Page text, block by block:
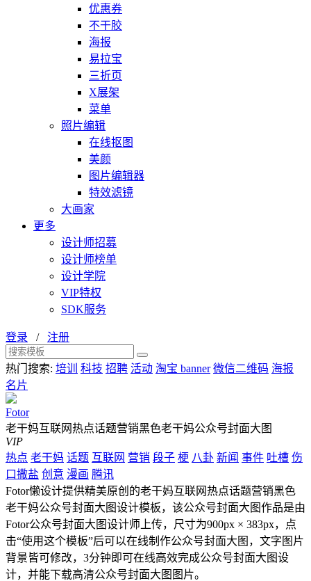
优惠券
不干胶
海报
易拉宝
三折页
X展架
菜单
照片编辑
在线抠图
美颜
图片编辑器
特效滤镜
大画家
更多
设计师招募
设计师榜单
设计学院
VIP特权
SDK服务
登录 / 注册
热门搜索: 培训 科技 招聘 活动 淘宝 banner 微信二维码 海报
名片
Fotor
老干妈互联网热点话题营销黑色老干妈公众号封面大图
VIP
热点 老干妈 话题 互联网 营销 段子 梗 八卦 新闻 事件 吐槽 伤
口撒盐 创意 漫画 腾讯
Fotor懒设计提供精美原创的老干妈互联网热点话题营销黑色
老干妈公众号封面大图设计模板，该公众号封面大图作品是由
Fotor公众号封面大图设计师上传，尺寸为900px × 383px，点
击“使用这个模板”后可以在线制作公众号封面大图，文字图片
背景皆可修改，3分钟即可在线高效完成公众号封面大图设
计，并能下载高清公众号封面大图图片。